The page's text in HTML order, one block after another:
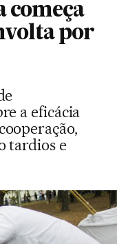
começa
por
a eficácia
tardios e